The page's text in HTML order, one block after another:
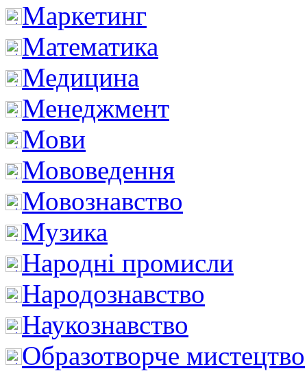
Маркетинг
Математика
Медицина
Менеджмент
Мови
Мововедення
Мовознавство
Музика
Народні промисли
Народознавство
Наукознавство
Образотворче мистецтво